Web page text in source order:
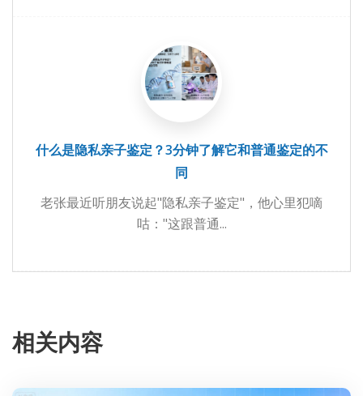
什么是隐私亲子鉴定？3分钟了解它和普通鉴定的不
同
老张最近听朋友说起"隐私亲子鉴定"，他心里犯嘀
咕："这跟普通...
相关内容